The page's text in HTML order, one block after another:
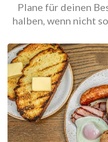
Plane für deinen
halben, wenn nicht